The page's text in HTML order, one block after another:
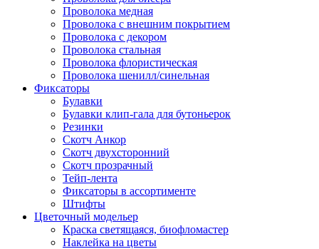
Проволока медная
Проволока с внешним покрытием
Проволока с декором
Проволока стальная
Проволока флористическая
Проволока шенилл/синельная
Фиксаторы
Булавки
Булавки клип-гала для бутоньерок
Резинки
Скотч Анкор
Скотч двухсторонний
Скотч прозрачный
Тейп-лента
Фиксаторы в ассортименте
Штифты
Цветочный модельер
Краска светящаяся, биофломастер
Наклейка на цветы